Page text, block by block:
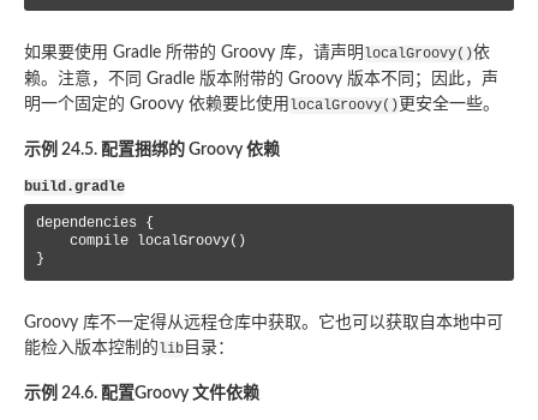
如果要使用 Gradle 所带的 Groovy 库，请声明 localGroovy()依
赖。注意，不同 Gradle 版本附带的 Groovy 版本不同；因此，声
明一个固定的 Groovy 依赖要比使用 localGroovy() 更安全一些。
示例 24.5. 配置捆绑的 Groovy 依赖
build.gradle
dependencies {
    compile localGroovy()
}
Groovy 库不一定得从远程仓库中获取。它也可以获取自本地中可
能检入版本控制的lib 目录：
示例 24.6. 配置Groovy 文件依赖